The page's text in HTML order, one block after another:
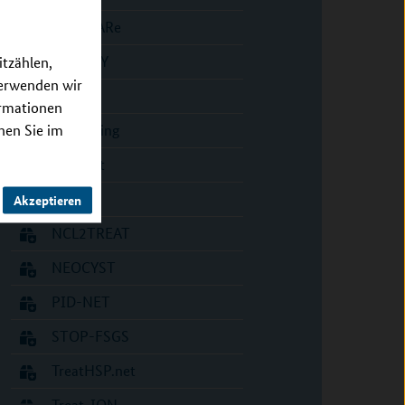
wir
Sie im
Akzeptieren
GeNeRARe
GERAMY
HIChol
Imprinting
mitoNet
MyPred
NCL2TREAT
NEOCYST
PID-NET
STOP-FSGS
TreatHSP.net